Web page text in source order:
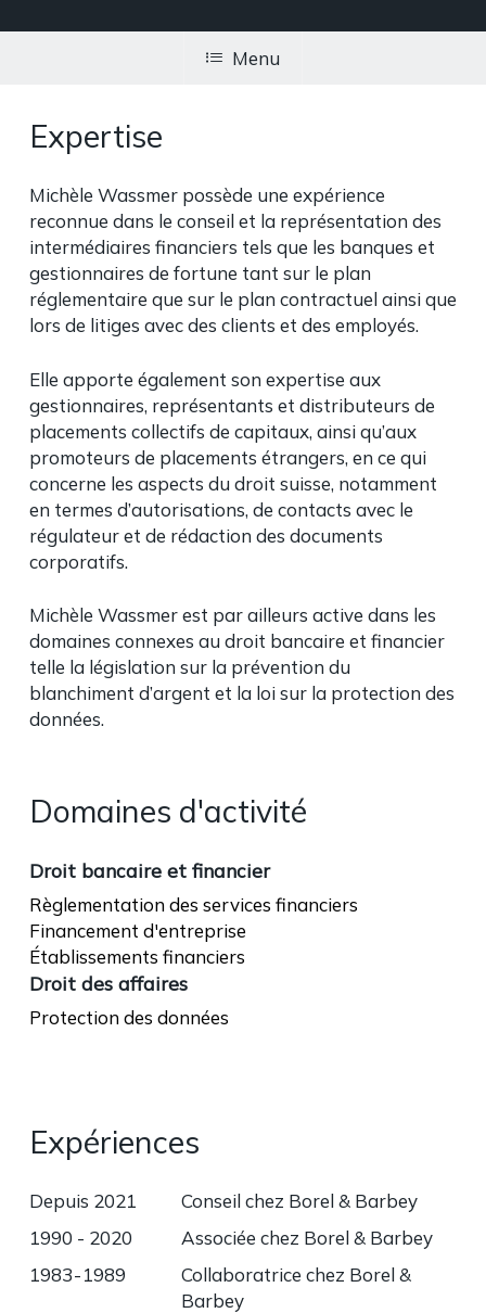
Menu
Expertise
Michèle Wassmer possède une expérience
reconnue dans le conseil et la représentation des
intermédiaires financiers tels que les banques et
gestionnaires de fortune tant sur le plan
réglementaire que sur le plan contractuel ainsi que
lors de litiges avec des clients et des employés.
Elle apporte également son expertise aux
gestionnaires, représentants et distributeurs de
placements collectifs de capitaux, ainsi qu’aux
promoteurs de placements étrangers, en ce qui
concerne les aspects du droit suisse, notamment
en termes d’autorisations, de contacts avec le
régulateur et de rédaction des documents
corporatifs.
Michèle Wassmer est par ailleurs active dans les
domaines connexes au droit bancaire et financier
telle la législation sur la prévention du
blanchiment d’argent et la loi sur la protection des
données.
Domaines d'activité
Droit bancaire et financier
Règlementation des services financiers
Financement d'entreprise
Établissements financiers
Droit des affaires
Protection des données
Expériences
Depuis 2021
Conseil chez Borel & Barbey
1990 - 2020
Associée chez Borel & Barbey
1983 - 1989
Collaboratrice chez Borel &
Barbey